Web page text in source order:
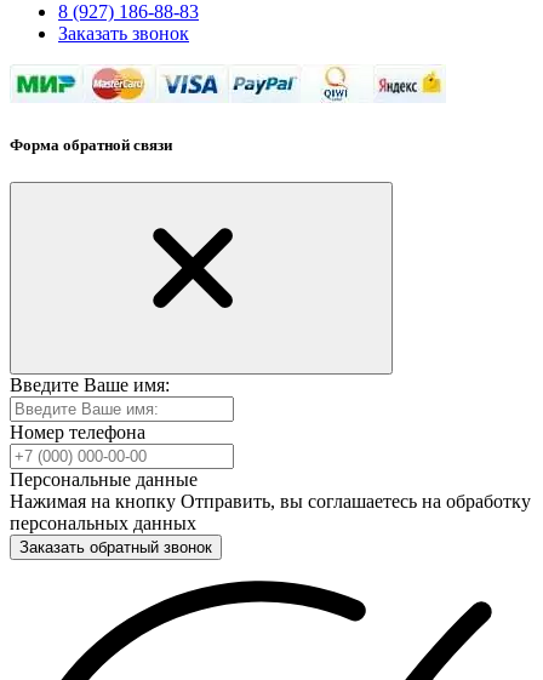
8 (927) 186-88-83
Заказать звонок
Форма обратной связи
Введите Ваше имя:
Номер телефона
Персональные данные
Нажимая на кнопку Отправить, вы соглашаетесь на обработку
персональных данных
Заказать обратный звонок